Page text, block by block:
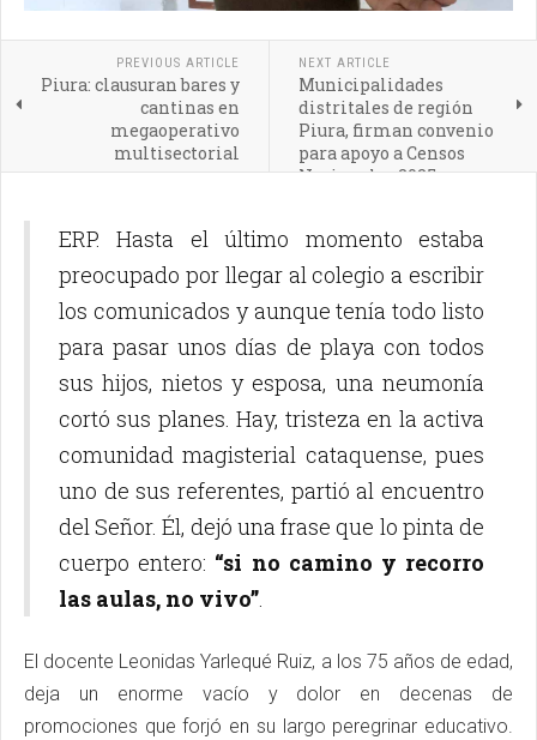
PREVIOUS ARTICLE
Piura: clausuran bares y
cantinas en
megaoperativo
multisectorial
NEXT ARTICLE
Municipalidades
distritales de región
Piura, firman convenio
para apoyo a Censos
Nacionales 2025
ERP. Hasta el último momento estaba
preocupado por llegar al colegio a escribir
los comunicados y aunque tenía todo listo
para pasar unos días de playa con todos
sus hijos, nietos y esposa, una neumonía
cortó sus planes. Hay, tristeza en la activa
comunidad magisterial cataquense, pues
uno de sus referentes, partió al encuentro
del Señor. Él, dejó una frase que lo pinta de
cuerpo entero: “si no camino y recorro
las aulas, no vivo”.
El docente Leonidas Yarlequé Ruiz, a los 75 años de edad,
deja un enorme vacío y dolor en decenas de
promociones que forjó en su largo peregrinar educativo.